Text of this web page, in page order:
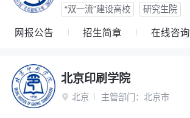
“双一流”建设高校
研究生院
网报公告 招生简章 在线咨询
北京印刷学院
 北京 主管部门： 北京市